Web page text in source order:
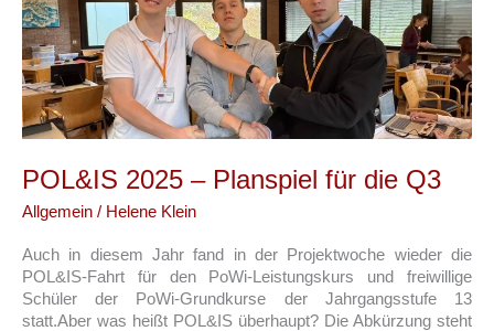
POL&IS 2025 – Planspiel für die Q3
Allgemein / Helene Klein
Auch in diesem Jahr fand in der Projektwoche wieder die
POL&IS-Fahrt für den PoWi-Leistungskurs und freiwillige
Schüler der PoWi-Grundkurse der Jahrgangsstufe 13
statt.Aber was heißt POL&IS überhaupt? Die Abkürzung steht